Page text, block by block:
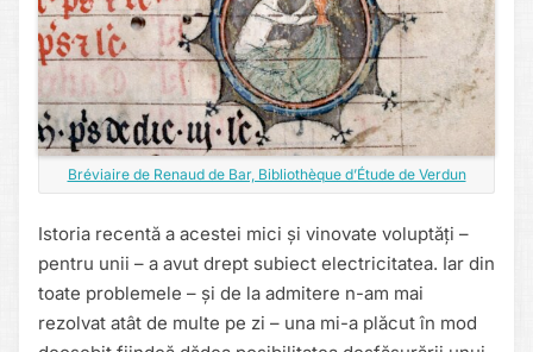
Bréviaire de Renaud de Bar, Bibliothèque d’Étude de Verdun
Istoria recentă a acestei mici și vinovate voluptăți –
pentru unii – a avut drept subiect electricitatea. Iar din
toate problemele – și de la admitere n-am mai
rezolvat atât de multe pe zi – una mi-a plăcut în mod